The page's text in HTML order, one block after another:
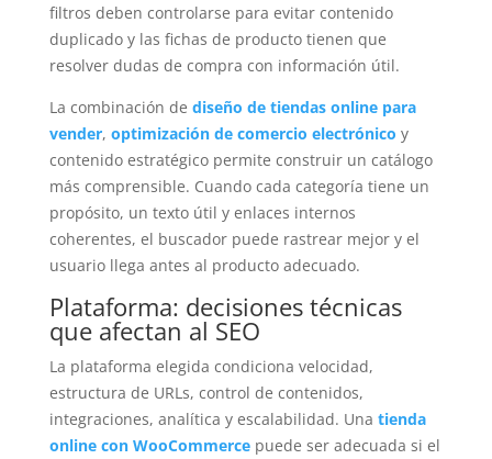
filtros deben controlarse para evitar contenido
duplicado y las fichas de producto tienen que
resolver dudas de compra con información útil.
La combinación de diseño de tiendas online para
vender, optimización de comercio electrónico y
contenido estratégico permite construir un catálogo
más comprensible. Cuando cada categoría tiene un
propósito, un texto útil y enlaces internos
coherentes, el buscador puede rastrear mejor y el
usuario llega antes al producto adecuado.
Plataforma: decisiones técnicas
que afectan al SEO
La plataforma elegida condiciona velocidad,
estructura de URLs, control de contenidos,
integraciones, analítica y escalabilidad. Una tienda
online con WooCommercepuede ser adecuada si el